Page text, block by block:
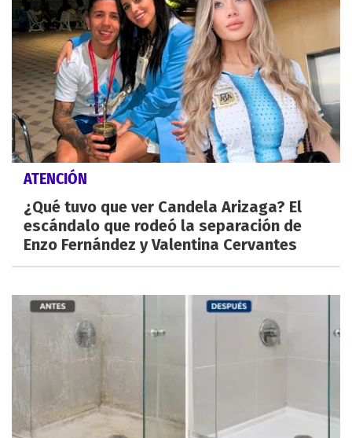
ATENCIÓN
¿Qué tuvo que ver Candela Arizaga? El
escándalo que rodeó la separación de
Enzo Fernández y Valentina Cervantes